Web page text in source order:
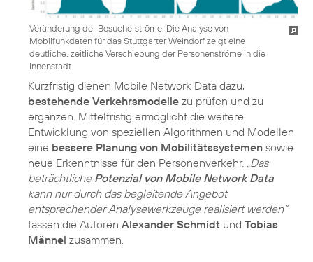
Veränderung der Besucherströme: Die Analyse von
Mobilfunkdaten für das Stuttgarter Weindorf zeigt eine
deutliche, zeitliche Verschiebung der Personenströme in die
Innenstadt.
Kurzfristig dienen Mobile Network Data dazu,
bestehende Verkehrsmodelle zu prüfen und zu
ergänzen. Mittelfristig ermöglicht die weitere
Entwicklung von speziellen Algorithmen und Modellen
eine bessere Planung von Mobilitätssystemen sowie
neue Erkenntnisse für den Personenverkehr. „Das
beträchtliche Potenzial von Mobile Network Data
kann nur durch das begleitende Angebot
entsprechender Analysewerkzeuge realisiert werden“
fassen die Autoren Alexander Schmidt und Tobias
Männel zusammen.